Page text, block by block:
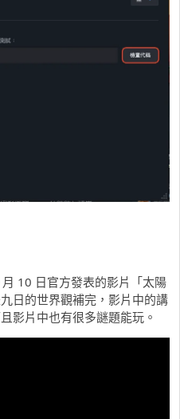
10 日官方發表的影片「太陽
日的世界觀補完，影片中的講
影片中也有很多謎題能玩。